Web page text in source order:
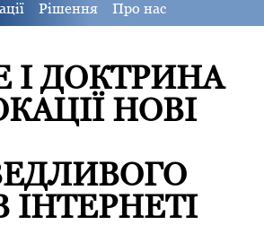
Рішення Про нас
І ДОКТРИНА
НОВІ
ІНТЕРНЕТІ